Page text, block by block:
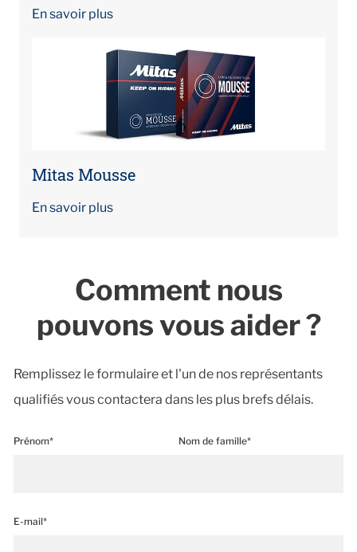
En savoir plus
Mitas Mousse
En savoir plus
Comment nous
pouvons vous aider ?
Remplissez le formulaire et l'un de nos représentants
qualifiés vous contactera dans les plus brefs délais.
Prénom* Nom de famille*
E-mail*